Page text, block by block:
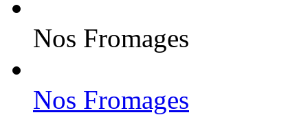
Nos Fromages
Nos Fromages